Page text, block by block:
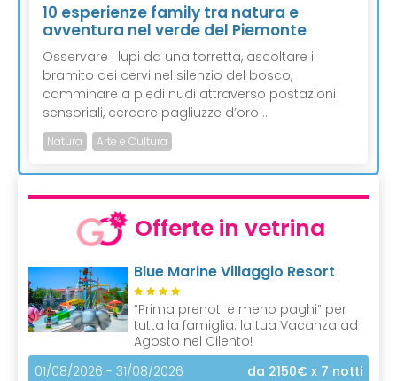
10 esperienze family tra natura e
avventura nel verde del Piemonte
Osservare i lupi da una torretta, ascoltare il
bramito dei cervi nel silenzio del bosco,
camminare a piedi nudi attraverso postazioni
sensoriali, cercare pagliuzze d’oro ...
Natura Arte e Cultura
Offerte in vetrina
Blue Marine Villaggio Resort
“Prima prenoti e meno paghi” per
tutta la famiglia: la tua Vacanza ad
Agosto nel Cilento!
01/08/2026 - 31/08/2026
da 2150€ x 7 notti